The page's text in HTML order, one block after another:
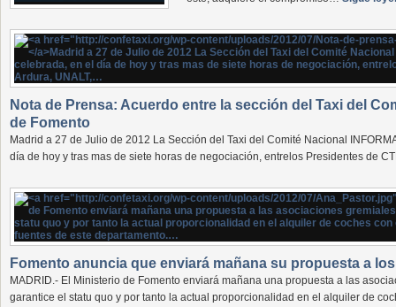
Nota de Prensa: Acuerdo entre la sección del Taxi del
de Fomento
Madrid a 27 de Julio de 2012 La Sección del Taxi del Comité Nacional
día de hoy y tras mas de siete horas de negociación, entrelos Presidentes de
Fomento anuncia que enviará mañana su propuesta a
MADRID.- El Ministerio de Fomento enviará mañana una propuesta a las
garantice el statu quo y por tanto la actual proporcionalidad en el alquiler de